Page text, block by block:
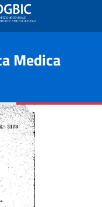
Medica